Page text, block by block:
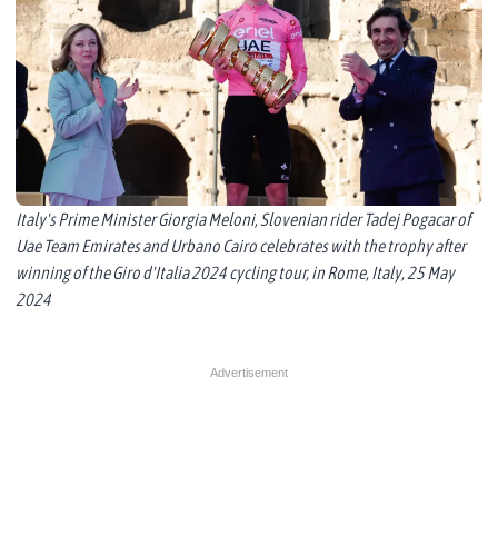
Italy's Prime Minister Giorgia Meloni, Slovenian rider Tadej Pogacar of
Uae Team Emirates and Urbano Cairo celebrates with the trophy after
winning of the Giro d'Italia 2024 cycling tour, in Rome, Italy, 25 May
2024